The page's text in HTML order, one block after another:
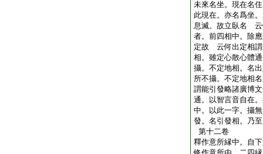
未來名坐。現在名
此現在。亦名爲坐
息滅。故立臥名 云
者。前四相中。除
定故 云何出定相謂
相。雖定心散心體
攝。不定地相。名
所不攝。不定地相
謂能引發略諸廣博
通。以智言音自在
中。以此一字。攝
發。名引發相。乃
第十二卷
釋作意所縁中。自